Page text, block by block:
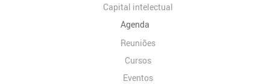
Capital intelectual
Agenda
Reuniões
Cursos
Eventos